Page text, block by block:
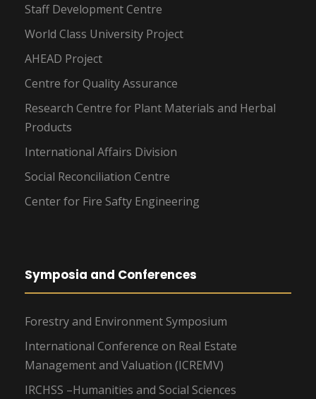
Staff Development Centre
World Class University Project
AHEAD Project
Centre for Quality Assurance
Research Centre for Plant Materials and Herbal
Products
International Affairs Division
Social Reconciliation Centre
Center for Fire Safty Engineering
Symposia and Conferences
Forestry and Environment Symposium
International Conference on Real Estate
Management and Valuation (ICREMV)
IRCHSS –Humanities and Social Sciences